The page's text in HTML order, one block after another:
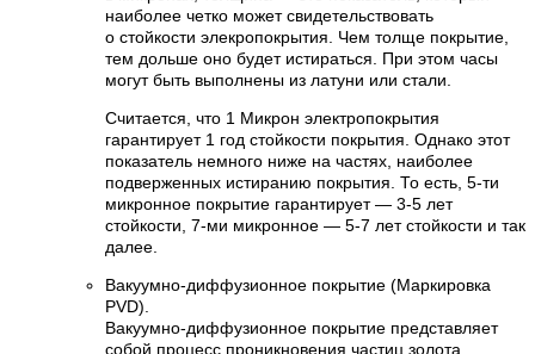
наиболее четко может свидетельствовать
о стойкости элекропокрытия. Чем толще покрытие,
тем дольше оно будет истираться. При этом часы
могут быть выполнены из латуни или стали.
Считается, что 1 Микрон электропокрытия
гарантирует 1 год стойкости покрытия. Однако этот
показатель немного ниже на частях, наиболее
подверженных истиранию покрытия. То есть, 5-ти
микронное покрытие гарантирует — 3-5 лет
стойкости, 7-ми микронное — 5-7 лет стойкости и так
далее.
Вакуумно-диффузионное покрытие (Маркировка
PVD).
Вакуумно-диффузионное покрытие представляет
собой процесс проникновения частиц золота